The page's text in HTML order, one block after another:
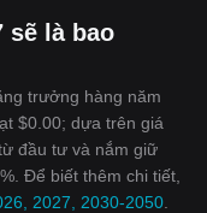
sẽ là bao
trưởng hàng năm
$0.00; dựa trên giá
đầu tư và nắm giữ
Để biết thêm chi tiết,
2027, 2030-2050